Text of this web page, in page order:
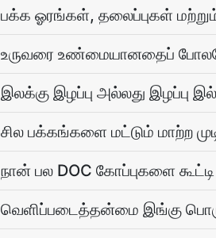
பக்க ஓரங்கள், தலைப்புகள்
உருவரை உண்மையானதைப்
இலக்கு இழப்பு அல்லது இழப்பு
சில பக்கங்களை மட்டும் மாற்ற
நான் பல DOC கோப்புகளை கூட்டி
வெளிப்படைத்தன்மை இங்கு